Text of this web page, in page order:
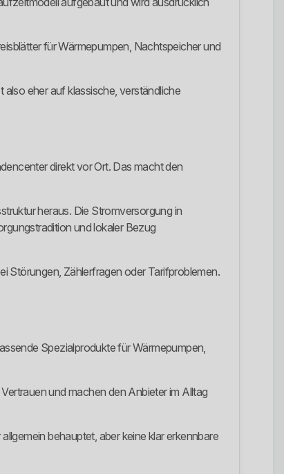
für Wärmepumpen, Nachtspeicher und
eher auf klassische, verständliche
direkt vor Ort. Das macht den
heraus. Die Stromversorgung in
und lokaler Bezug
Störungen, Zählerfragen oder Tarifproblemen.
Spezialprodukte für Wärmepumpen,
und machen den Anbieter im Alltag
behauptet, aber keine klar erkennbare